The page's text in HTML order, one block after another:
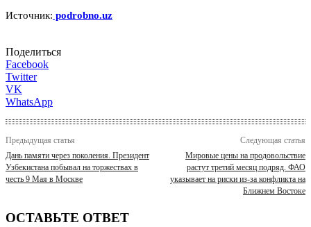
Источник: podrobno.uz
Поделиться
Facebook
Twitter
VK
WhatsApp
Предыдущая статья
Дань памяти через поколения. Президент
Узбекистана побывал на торжествах в
честь 9 Мая в Москве
Следующая статья
Мировые цены на продовольствие
растут третий месяц подряд. ФАО
указывает на риски из-за конфликта на
Ближнем Востоке
ОСТАВЬТЕ ОТВЕТ